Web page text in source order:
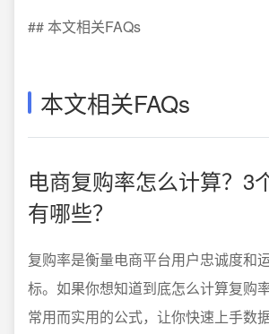
## 本文相关FAQs
本文相关FAQs
电商复购率怎么计算？3
有哪些？
复购率是衡量电商平台用户忠诚度和
标。如果你想知道到底怎么计算复购
常用而实用的公式，让你快速上手数据